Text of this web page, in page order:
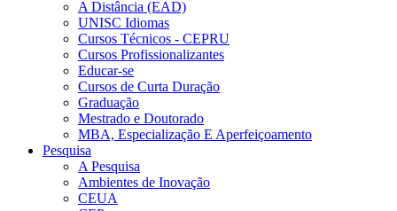
A Distância (EAD)
UNISC Idiomas
Cursos Técnicos - CEPRU
Cursos Profissionalizantes
Educar-se
Cursos de Curta Duração
Graduação
Mestrado e Doutorado
MBA, Especialização E Aperfeiçoamento
Pesquisa
A Pesquisa
Ambientes de Inovação
CEUA